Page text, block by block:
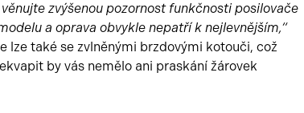
zvýšenou pozornost funkčnosti posilovače
a oprava obvykle nepatří k nejlevnějším,“
lze také se zvlněnými brzdovými kotouči, což
by vás nemělo ani praskání žárovek